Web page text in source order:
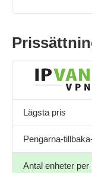
Lägsta pris
Pengarna-
Antal enheter per